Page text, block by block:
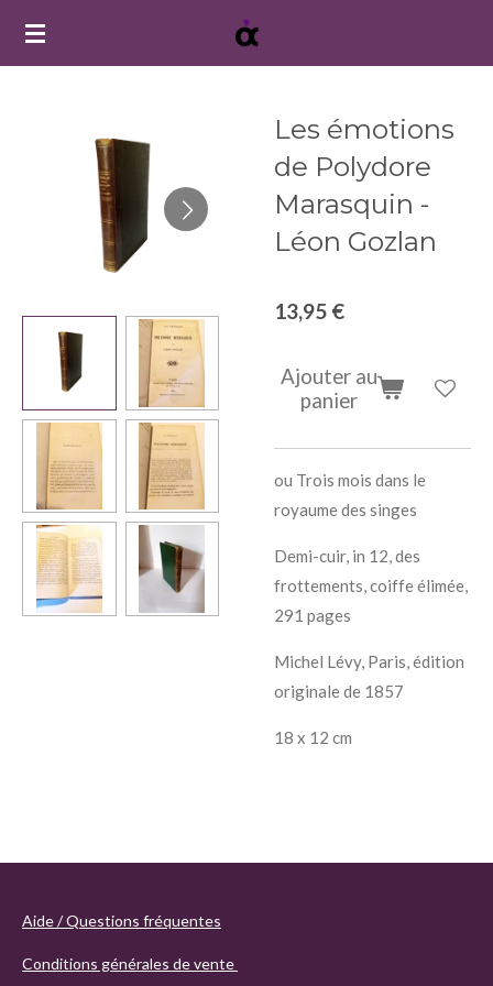
Passer
Les émotions
de Polydore
Marasquin -
Léon Gozlan
13,95 €
Ajouter au
panier
ou Trois mois dans le
royaume des singes
Demi-cuir, in 12, des
frottements, coiffe élimée,
291 pages
Michel Lévy, Paris, édition
originale de 1857
18 x 12 cm
Aide / Questions fréquentes
Conditions générales de vente